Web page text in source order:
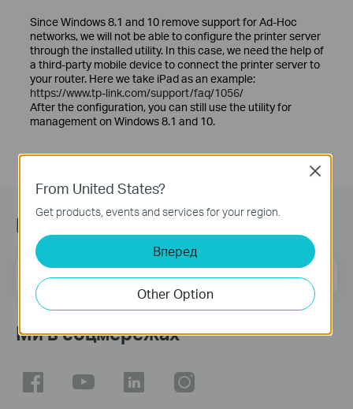
Since Windows 8.1 and 10 remove support for Ad-Hoc
networks, we will not be able to configure the printer server
through the installed utility. In this case, we need the help of
a third-party mobile device to connect the printer server to
your router. Here we take iPad as an example:
https://www.tp-link.com/support/faq/1056/
After the configuration, you can still use the utility for
management on Windows 8.1 and 10.
Підписатись на розсилку
Email Address Sign Up
Ми в соцмережах
From United States?
Get products, events and services for your region.
Вперед
Other Option
Close